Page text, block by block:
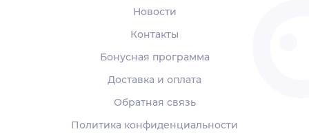
Новости
Контакты
Бонусная программа
Доставка и оплата
Обратная связь
Политика конфиденциальности